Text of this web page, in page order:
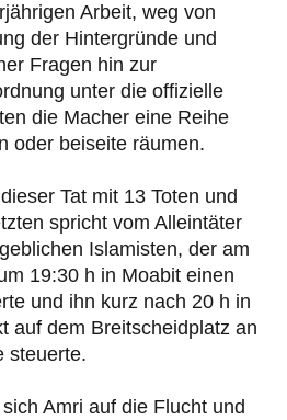
Arbeit, weg von
der Hintergründe und
Fragen hin zur
unter die offizielle
die Macher eine Reihe
oder beiseite räumen.
Tat mit 13 Toten und
spricht vom Alleintäter
Islamisten, der am
19:30 h in Moabit einen
und ihn kurz nach 20 h in
auf dem Breitscheidplatz an
steuerte.
Amri auf die Flucht und